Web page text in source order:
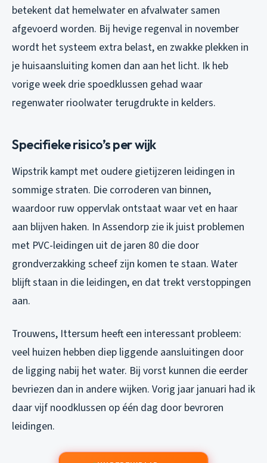
betekent dat hemelwater en afvalwater samen
afgevoerd worden. Bij hevige regenval in november
wordt het systeem extra belast, en zwakke plekken in
je huisaansluiting komen dan aan het licht. Ik heb
vorige week drie spoedklussen gehad waar
regenwater rioolwater terugdrukte in kelders.
Specifieke risico’s per wijk
Wipstrik kampt met oudere gietijzeren leidingen in
sommige straten. Die corroderen van binnen,
waardoor ruw oppervlak ontstaat waar vet en haar
aan blijven haken. In Assendorp zie ik juist problemen
met PVC-leidingen uit de jaren 80 die door
grondverzakking scheef zijn komen te staan. Water
blijft staan in die leidingen, en dat trekt verstoppingen
aan.
Trouwens, Ittersum heeft een interessant probleem:
veel huizen hebben diep liggende aansluitingen door
de ligging nabij het water. Bij vorst kunnen die eerder
bevriezen dan in andere wijken. Vorig jaar januari had ik
daar vijf noodklussen op één dag door bevroren
leidingen.